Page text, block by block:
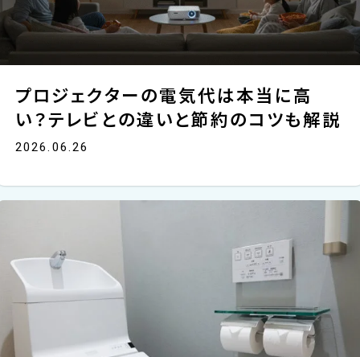
プロジェクターの電気代は本当に高
い？テレビとの違いと節約のコツも解説
2026.06.26